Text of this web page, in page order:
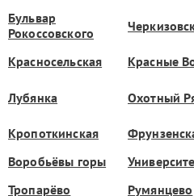
Бульвар
Рокоссовского
Красносельская
Красные
Лубянка Охотный
Кропоткинская
Воробьёвы горы
Тропарёво
Румянцево